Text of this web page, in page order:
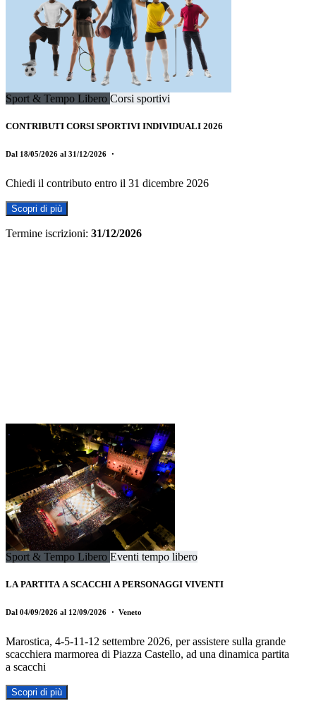
Sport & Tempo Libero Corsi sportivi
CONTRIBUTI CORSI SPORTIVI INDIVIDUALI 2026
Dal 18/05/2026 al 31/12/2026 ・
Chiedi il contributo entro il 31 dicembre 2026
Scopri di più
Termine iscrizioni: 31/12/2026
Sport & Tempo Libero Eventi tempo libero
LA PARTITA A SCACCHI A PERSONAGGI VIVENTI
Dal 04/09/2026 al 12/09/2026 ・ Veneto
Marostica, 4-5-11-12 settembre 2026, per assistere sulla grande
scacchiera marmorea di Piazza Castello, ad una dinamica partita
a scacchi
Scopri di più